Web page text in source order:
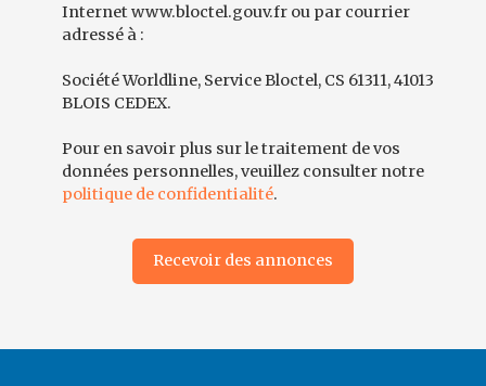
Internet www.bloctel.gouv.fr ou par courrier
adressé à :
Société Worldline, Service Bloctel, CS 61311, 41013
BLOIS CEDEX.
Pour en savoir plus sur le traitement de vos
données personnelles, veuillez consulter notre
politique de confidentialité.
Recevoir des annonces